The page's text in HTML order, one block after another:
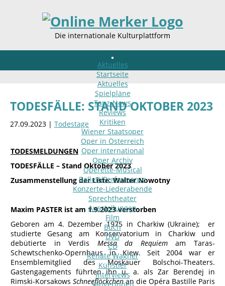
Die internationale Kulturplattform
Aktuelles
Startseite
Aktuelles
Spielpläne
Tanz-News
Reviews
Kritiken
Wiener Staatsoper
Oper in Österreich
Oper international
Oper Archiv
Operette-Musical
Ballett/Performance
Konzerte-Liederabende
Sprechtheater
Ausstellungen
Film
Buch
DVD
CD
Renate Wagner
Künstler
Interviews
TODESFÄLLE: STAND OKTOBER 2023
27.09.2023 | Todestage
TODESMELDUNGEN
TODESFÄLLE – Stand Oktober 2023
Zusammenstellung der Liste: Walter Nowotny
Maxim PASTER ist am 1.9.2023 verstorben
Geboren am 4. Dezember 1975 in Charkiw (Ukraine); er
studierte Gesang am Konservatorium in Charkiw und
debütierte in Verdis Messa da Requiemam Taras-
Schewtschenko-Opernhaus in Kiew. Seit 2004 war er
Ensemblemitglied des Moskauer Bolschoi-Theaters.
Gastengagements führten ihn u. a. als Zar Berendej in
Rimski-Korsakows Schneeflöckchenan die Opéra Bastille Paris